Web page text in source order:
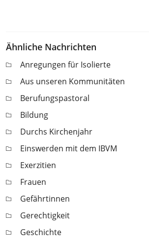
Ähnliche Nachrichten
Anregungen für Isolierte
Aus unseren Kommunitäten
Berufungspastoral
Bildung
Durchs Kirchenjahr
Einswerden mit dem IBVM
Exerzitien
Frauen
Gefährtinnen
Gerechtigkeit
Geschichte